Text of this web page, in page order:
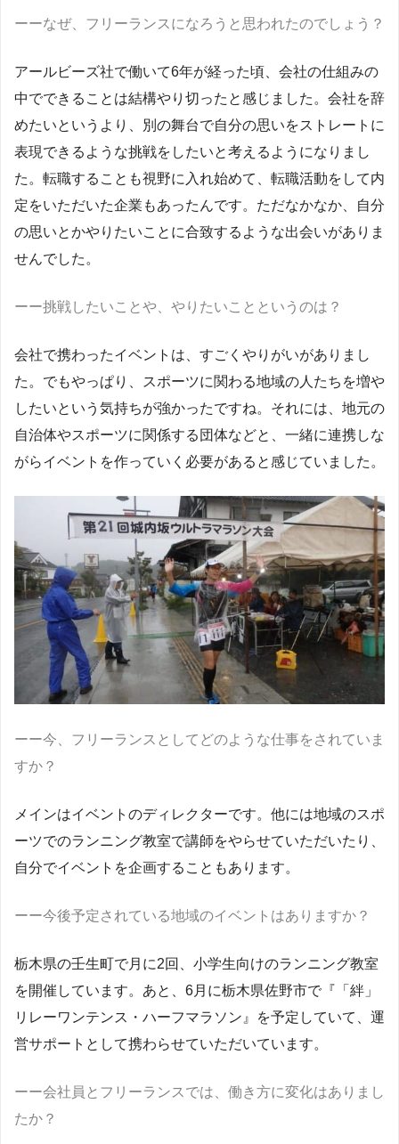
ーーなぜ、フリーランスになろうと思われたのでしょう？
アールビーズ社で働いて6年が経った頃、会社の仕組みの
中でできることは結構やり切ったと感じました。会社を辞
めたいというより、別の舞台で自分の思いをストレートに
表現できるような挑戦をしたいと考えるようになりまし
た。転職することも視野に入れ始めて、転職活動をして内
定をいただいた企業もあったんです。ただなかなか、自分
の思いとかやりたいことに合致するような出会いがありま
せんでした。
ーー挑戦したいことや、やりたいことというのは？
会社で携わったイベントは、すごくやりがいがありまし
た。でもやっぱり、スポーツに関わる地域の人たちを増や
したいという気持ちが強かったですね。それには、地元の
自治体やスポーツに関係する団体などと、一緒に連携しな
がらイベントを作っていく必要があると感じていました。
ーー今、フリーランスとしてどのような仕事をされていま
すか？
メインはイベントのディレクターです。他には地域のスポ
ーツでのランニング教室で講師をやらせていただいたり、
自分でイベントを企画することもあります。
ーー今後予定されている地域のイベントはありますか？
栃木県の壬生町で月に2回、小学生向けのランニング教室
を開催しています。あと、6月に栃木県佐野市で『「絆」
リレーワンテンス・ハーフマラソン』を予定していて、運
営サポートとして携わらせていただいています。
ーー会社員とフリーランスでは、働き方に変化はありまし
たか？